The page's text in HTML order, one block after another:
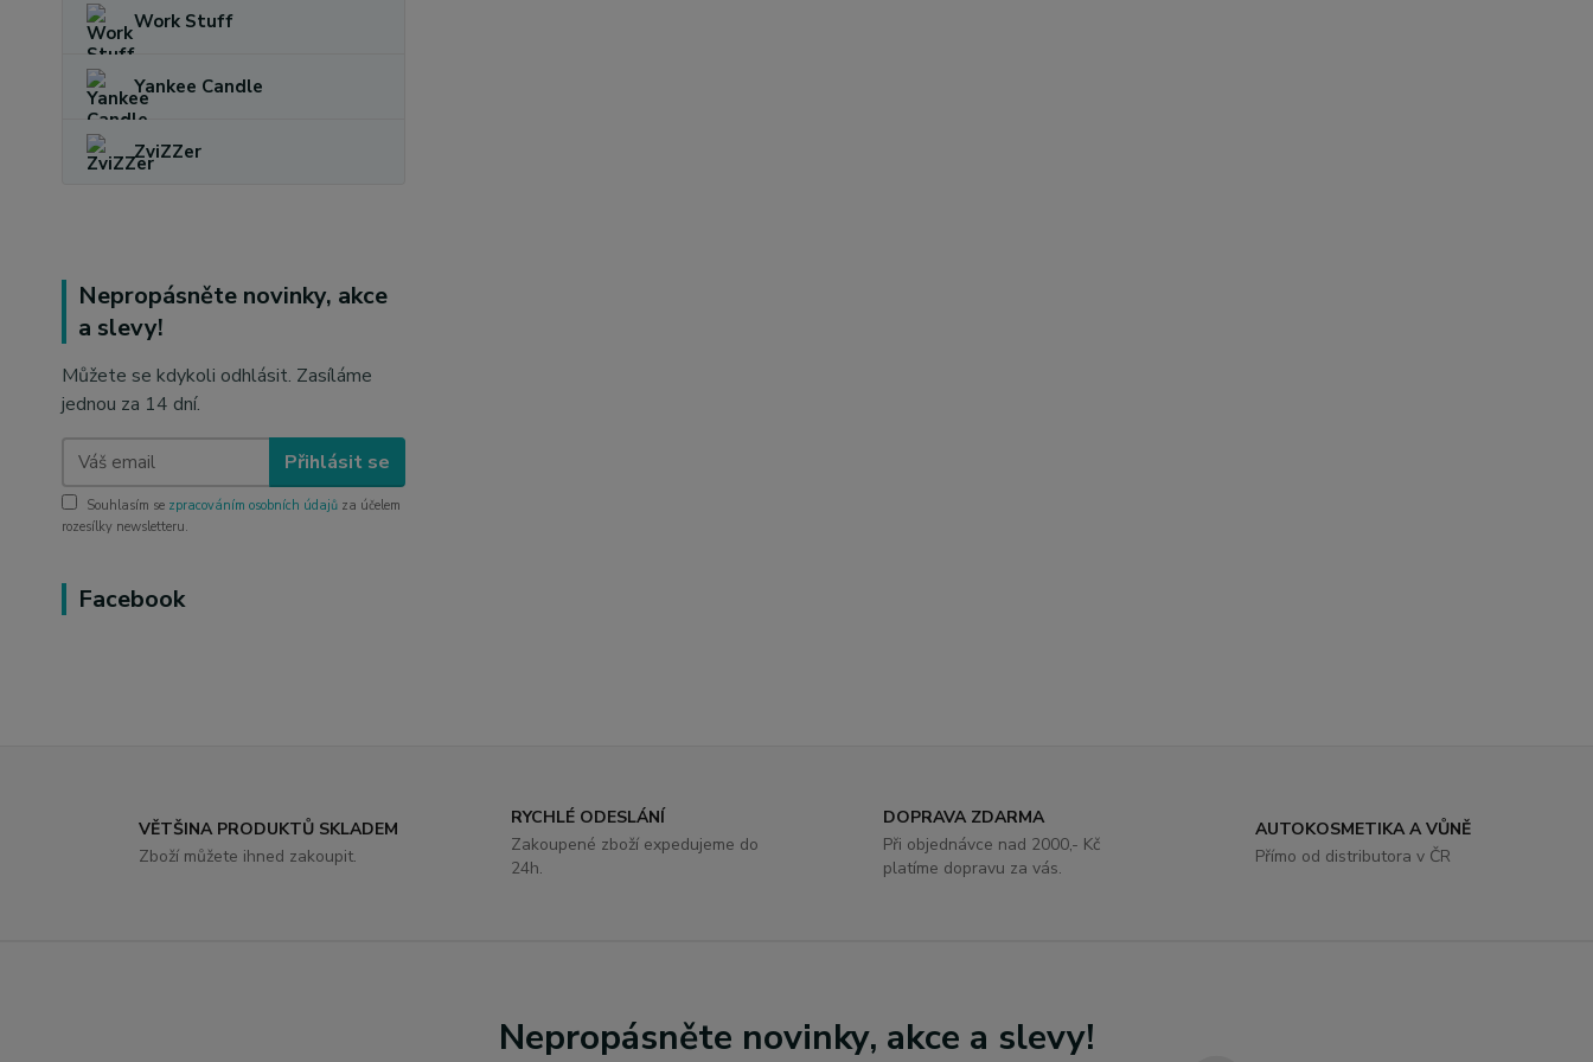
Work Stuff
Yankee Candle
ZviZZer
Nepropásněte novinky, akce
a slevy!
Můžete se kdykoli odhlásit. Zasíláme
jednou za 14 dní.
Přihlásit se
Souhlasím se zpracováním osobních údajů za účelem
rozesílky newsletteru.
Facebook
VĚTŠINA PRODUKTŮ SKLADEM
Zboží můžete ihned zakoupit.
RYCHLÉ ODESLÁNÍ
Zakoupené zboží expedujeme do
24h.
DOPRAVA ZDARMA
Při objednávce nad 2000,- Kč
platíme dopravu za vás.
AUTOKOSMETIKA A VŮNĚ
Přímo od distributora v ČR
Nepropásněte novinky, akce a slevy!